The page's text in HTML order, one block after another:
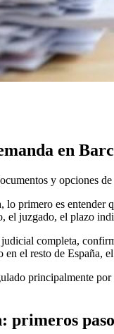
en
y opciones
, lo primero es entender
juzgado, el plazo
completa,
el resto de España,
principalmente por
primeros